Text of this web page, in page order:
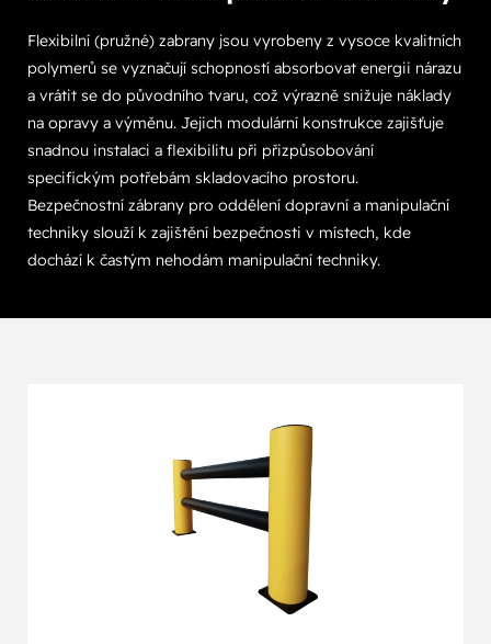
Flexibilní (pružné) zabrany jsou vyrobeny z vysoce kvalitních
polymerů se vyznačují schopností absorbovat energii nárazu
a vrátit se do původního tvaru, což výrazně snižuje náklady
na opravy a výměnu. Jejich modulární konstrukce zajišťuje
snadnou instalaci a flexibilitu při přizpůsobování
specifickým potřebám skladovacího prostoru.
Bezpečnostní zábrany pro oddělení dopravní a manipulační
techniky slouží k zajištění bezpečnosti v místech, kde
dochází k častým nehodám manipulační techniky.